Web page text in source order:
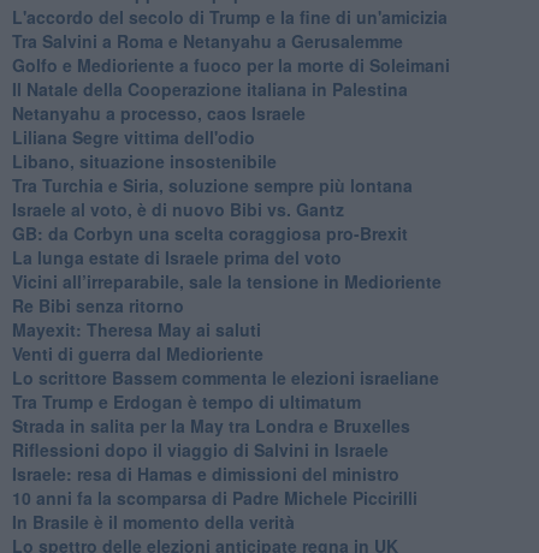
L'accordo del secolo di Trump e la fine di un'amicizia
Tra Salvini a Roma e Netanyahu a Gerusalemme
Golfo e Medioriente a fuoco per la morte di Soleimani
Il Natale della Cooperazione italiana in Palestina
Netanyahu a processo, caos Israele
Liliana Segre vittima dell'odio
Libano, situazione insostenibile
Tra Turchia e Siria, soluzione sempre più lontana
Israele al voto, è di nuovo Bibi vs. Gantz
GB: da Corbyn una scelta coraggiosa pro-Brexit
La lunga estate di Israele prima del voto
Vicini all’irreparabile, sale la tensione in Medioriente
Re Bibi senza ritorno
Mayexit: Theresa May ai saluti
Venti di guerra dal Medioriente
Lo scrittore Bassem commenta le elezioni israeliane
Tra Trump e Erdogan è tempo di ultimatum
Strada in salita per la May tra Londra e Bruxelles
Riflessioni dopo il viaggio di Salvini in Israele
Israele: resa di Hamas e dimissioni del ministro
10 anni fa la scomparsa di Padre Michele Piccirilli
In Brasile è il momento della verità
Lo spettro delle elezioni anticipate regna in UK